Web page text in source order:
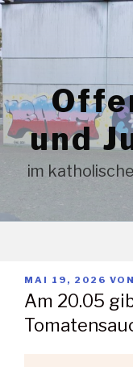
Zum
Inhalt
springen
und
im
VERÖFFENTLICHT
AM
MAI 19, 2026 VON
Am 20.05